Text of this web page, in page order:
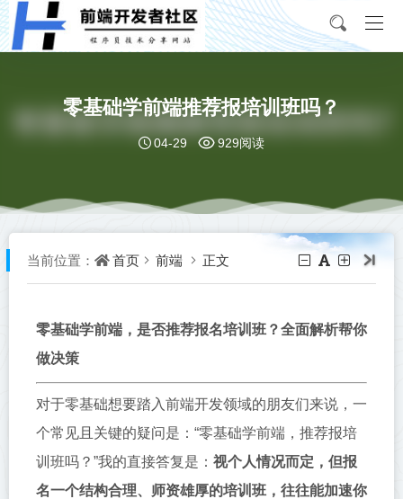
零基础学前端推荐报培训班吗？
04-29 929阅读
当前位置： 首页 前端 正文
零基础学前端，是否推荐报名培训班？全面解析帮你
做决策
对于零基础想要踏入前端开发领域的朋友们来说，一
个常见且关键的疑问是：“零基础学前端，推荐报培
训班吗？”我的直接答复是： 视个人情况而定，但报
名一个结构合理、师资雄厚的培训班，往往能加速你